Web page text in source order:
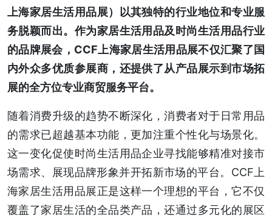
上海家居生活用品展）以其独特的行业地位和专业服
务脱颖而出。作为家居生活用品及时尚生活用品行业
的品牌展会，CCF上海家居生活用品展不仅汇聚了国
内外众多优质参展商，还提供了从产品展示到市场拓
展的全方位专业商贸服务平台。
随着消费升级的趋势不断深化，消费者对于日常用品
的需求已超越基本功能，更加注重个性化与场景化。
这一变化促使时尚生活用品企业寻找能够精准对接市
场需求、展现品牌形象并开拓新市场的平台。CCF上
海家居生活用品展正是这样一个理想的平台，它不仅
覆盖了家居生活的全品类产品，还通过多元化的展区